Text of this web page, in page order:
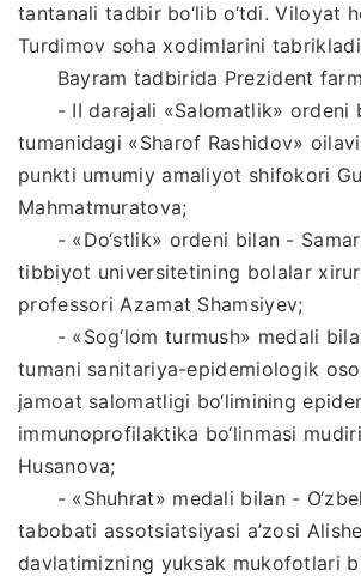
tantanali tadbir bo‘lib o‘tdi. Viloyat
Turdimov soha xodimlarini
Bayram tadbirida Prezident
- II darajali «Salomatlik» ordeni
tumanidagi «Sharof Rashidov»
punkti umumiy amaliyot shifokori
Mahmatmuratova;
- «Do‘stlik» ordeni bilan -
tibbiyot universitetining bolalar
professori Azamat Shamsiyev;
- «Sog‘lom turmush» medali
tumani sanitariya-epidemiologik
jamoat salomatligi bo‘limining
immunoprofilaktika bo‘linmasi
Husanova;
- «Shuhrat» medali bilan -
tabobati assotsiatsiyasi a’zosi
davlatimizning yuksak mukofotlari